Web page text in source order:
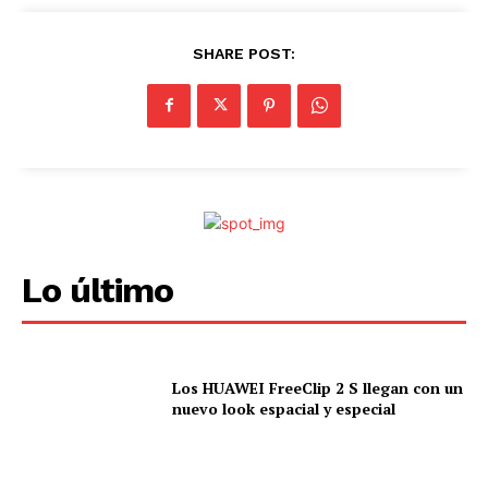
SHARE POST:
Lo último
Los HUAWEI FreeClip 2 S llegan con un
nuevo look espacial y especial